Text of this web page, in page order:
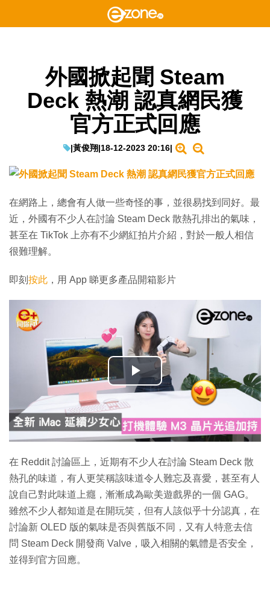
外國掀起聞 Steam
Deck 熱潮 認真網民獲
官方正式回應
|黃俊翔|18-12-2023 20:16|
在網路上，總會有人做一些奇怪的事，並很易找到同好。最
近，外國有不少人在討論 Steam Deck 散熱孔排出的氣味，
甚至在 TikTok 上亦有不少網紅拍片介紹，對於一般人相信
很難理解。
即刻 按此 ，用 App 睇更多產品開箱影片
播
影
片
在 Reddit 討論區上，近期有不少人在討論 Steam Deck 散
熱孔的味道，有人更笑稱該味道令人難忘及喜愛，甚至有人
說自己對此味道上癮，漸漸成為歐美遊戲界的一個 GAG。
雖然不少人都知道是在開玩笑，但有人該似乎十分認真，在
討論新 OLED 版的氣味是否與舊版不同，又有人特意去信
問 Steam Deck 開發商 Valve，吸入相關的氣體是否安全，
並得到官方回應。